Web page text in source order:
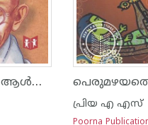
അഹിംസയുടെ ആള്‍രൂപം
പ്രിയ എ എസ്
Poorna